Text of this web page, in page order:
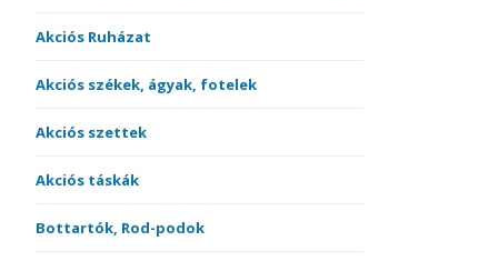
Akciós Ruházat
Akciós székek, ágyak, fotelek
Akciós szettek
Akciós táskák
Bottartók, Rod-podok